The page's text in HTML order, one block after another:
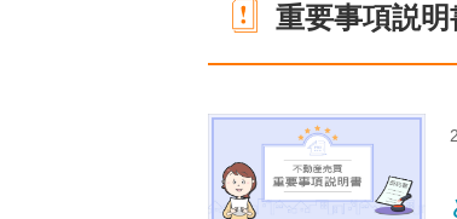
重要事項説明